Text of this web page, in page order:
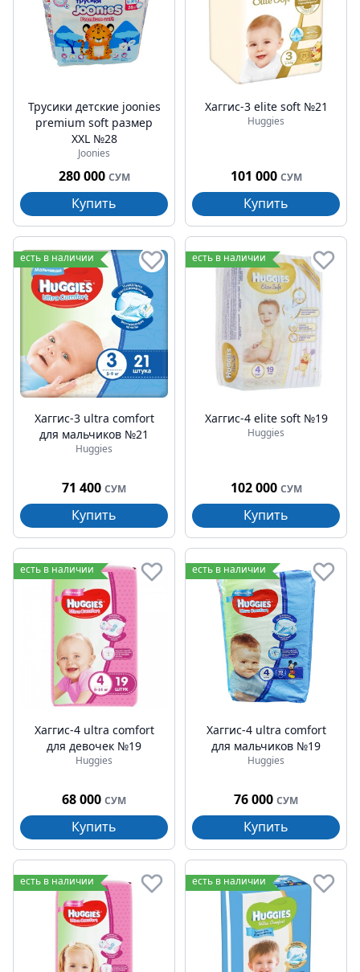
Трусики детские joonies
premium soft размер
XXL №28
Joonies
280 000 СУМ
Купить
Хаггис-3 elite soft №21
Huggies
101 000 СУМ
Купить
есть в наличии
Хаггис-3 ultra comfort
для мальчиков №21
Huggies
71 400 СУМ
Купить
есть в наличии
Хаггис-4 elite soft №19
Huggies
102 000 СУМ
Купить
есть в наличии
Хаггис-4 ultra comfort
для девочек №19
Huggies
68 000 СУМ
Купить
есть в наличии
Хаггис-4 ultra comfort
для мальчиков №19
Huggies
76 000 СУМ
Купить
есть в наличии есть в наличии